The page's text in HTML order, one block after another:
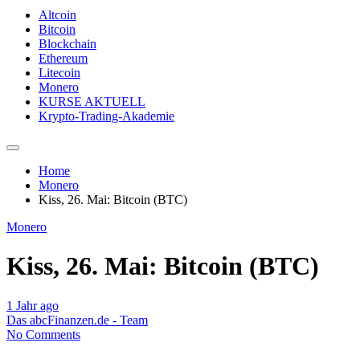
Altcoin
Bitcoin
Blockchain
Ethereum
Litecoin
Monero
KURSE AKTUELL
Krypto-Trading-Akademie
Home
Monero
Kiss, 26. Mai: Bitcoin (BTC)
Monero
Kiss, 26. Mai: Bitcoin (BTC)
1 Jahr ago
Das abcFinanzen.de - Team
No Comments